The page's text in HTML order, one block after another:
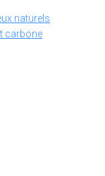
naturels
carbone